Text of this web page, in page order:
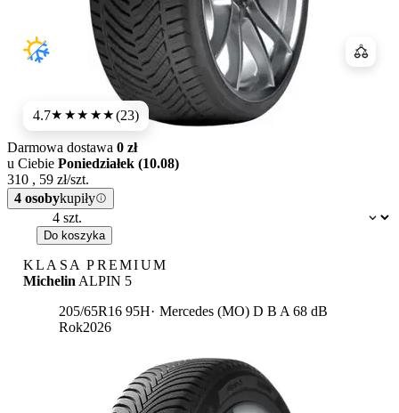
4.7★★★★★(23)
Dostępność:
Darmowa dostawa 0 zł
u Ciebie Poniedziałek (10.08)
310 , 59 zł/szt.
4 osobykupiły
Do koszyka
KLASA PREMIUM
Michelin ALPIN 5
205/65R16 95H
Mercedes (MO) Etykieta:
D B A 68 dB
Rok2026